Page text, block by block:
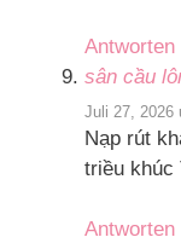
Antworten
sân cầu
Juli 27, 2026
Nạp rút
triều khúc
Antworten